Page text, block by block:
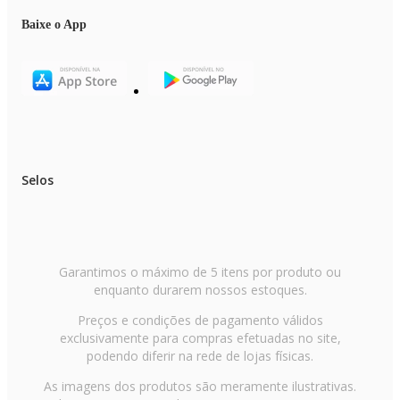
Baixe o App
Selos
Garantimos o máximo de 5 itens por produto ou
enquanto durarem nossos estoques.
Preços e condições de pagamento válidos
exclusivamente para compras efetuadas no site,
podendo diferir na rede de lojas físicas.
As imagens dos produtos são meramente ilustrativas.